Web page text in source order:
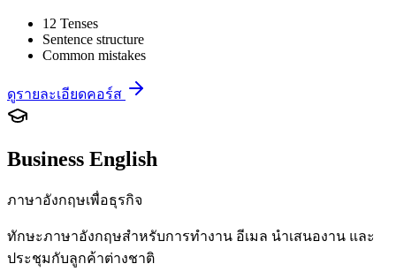
12 Tenses
Sentence structure
Common mistakes
ดูรายละเอียดคอร์ส
Business English
ภาษาอังกฤษเพื่อธุรกิจ
ทักษะภาษาอังกฤษสำหรับการทำงาน อีเมล นำเสนองาน และ
ประชุมกับลูกค้าต่างชาติ